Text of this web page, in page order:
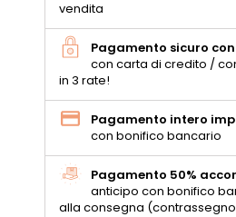
vendita
Pagamento sicuro
con carta di credito /
in 3 rate!
Pagamento intero
con bonifico bancario
Pagamento 50%
anticipo con bonifico
alla consegna